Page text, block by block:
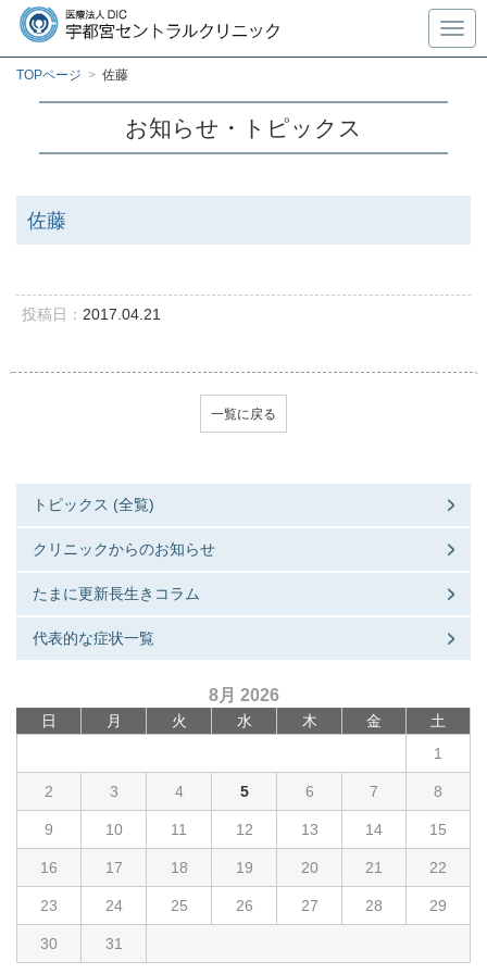
TOPページ > 佐藤
お知らせ・トピックス
佐藤
投稿日： 2017.04.21
一覧に戻る
トピックス (全覧)
クリニックからのお知らせ
たまに更新長生きコラム
代表的な症状一覧
8月 2026
日 月 火 水 木 金
土
1
2 3 4 5 6 7 8
9 10 11 12 13 14 15
16 17 18 19 20 21 22
23 24 25 26 27 28 29
30 31